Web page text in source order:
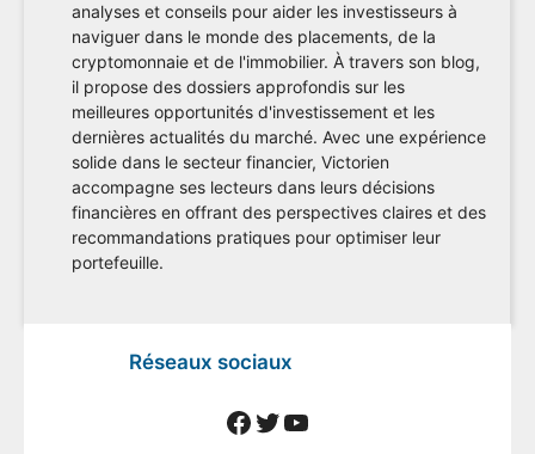
analyses et conseils pour aider les investisseurs à
naviguer dans le monde des placements, de la
cryptomonnaie et de l'immobilier. À travers son blog,
il propose des dossiers approfondis sur les
meilleures opportunités d'investissement et les
dernières actualités du marché. Avec une expérience
solide dans le secteur financier, Victorien
accompagne ses lecteurs dans leurs décisions
financières en offrant des perspectives claires et des
recommandations pratiques pour optimiser leur
portefeuille.
Réseaux sociaux
Facebook
Twitter
YouTube